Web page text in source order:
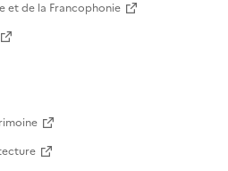
et de la Francophonie